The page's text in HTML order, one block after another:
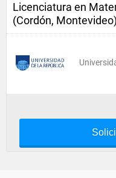
Licenciatura en
(Cordón, Montevideo)